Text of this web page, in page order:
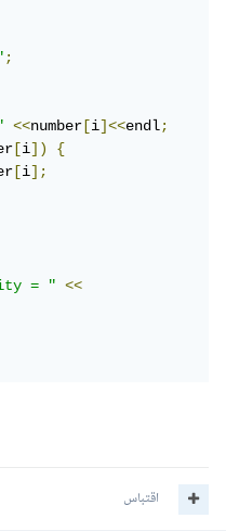
;
<<number [i]<<endl;
[i])
{
[i];
= "
<<
اقتباس